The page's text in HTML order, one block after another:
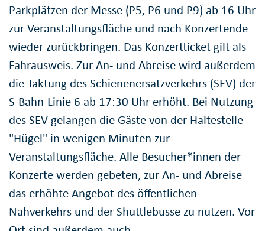
Parkplätzen der Messe (P5, P6 und P9) ab 16 Uhr
zur Veranstaltungsfläche und nach Konzertende
wieder zurückbringen. Das Konzertticket gilt als
Fahrausweis. Zur An- und Abreise wird außerdem
die Taktung des Schienenersatzverkehrs (SEV) der
S-Bahn-Linie 6 ab 17:30 Uhr erhöht. Bei Nutzung
des SEV gelangen die Gäste von der Haltestelle
"Hügel" in wenigen Minuten zur
Veranstaltungsfläche. Alle Besucher*innen der
Konzerte werden gebeten, zur An- und Abreise
das erhöhte Angebot des öffentlichen
Nahverkehrs und der Shuttlebusse zu nutzen. Vor